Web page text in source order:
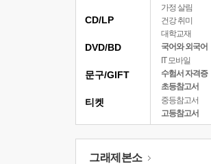
가정 살림
건강 취미
대학교재
국어와 외국어
IT 모바일
수험서 자격증
초등참고서
중등참고서
고등참고서
CD/LP
DVD/BD
문구/GIFT
티켓
그래제본소